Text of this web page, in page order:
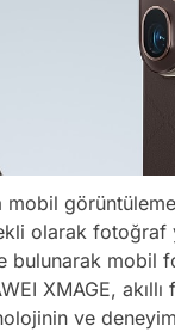
mobil
olarak fotoğraf
mobil
XMAGE,
ve